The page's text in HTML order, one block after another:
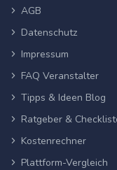
AGB
Datenschutz
Impressum
FAQ Veranstalter
Tipps & Ideen Blog
Ratgeber &
Kostenrechner
Plattform-Vergleich